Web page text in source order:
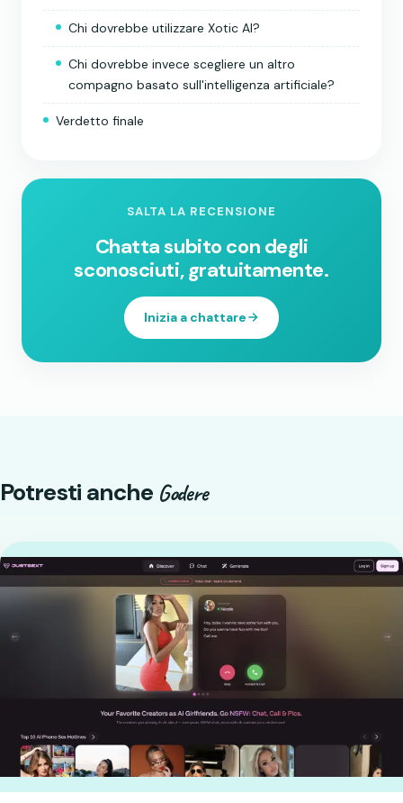
Chi dovrebbe utilizzare Xotic AI?
Chi dovrebbe invece scegliere un altro
compagno basato sull'intelligenza artificiale?
Verdetto finale
SALTA LA RECENSIONE
Chatta subito con degli
sconosciuti, gratuitamente.
Inizia a chattare
Potresti anche Godere